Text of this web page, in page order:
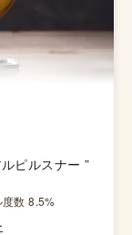
ピルスナー ”
数 8.5%